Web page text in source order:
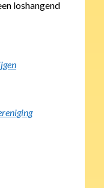
loshangend